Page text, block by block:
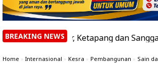
BREAKING NEWS
Ketapang dan Sanggau Jadi
Home » Internasional » Kesra » Pembangunan » Sain